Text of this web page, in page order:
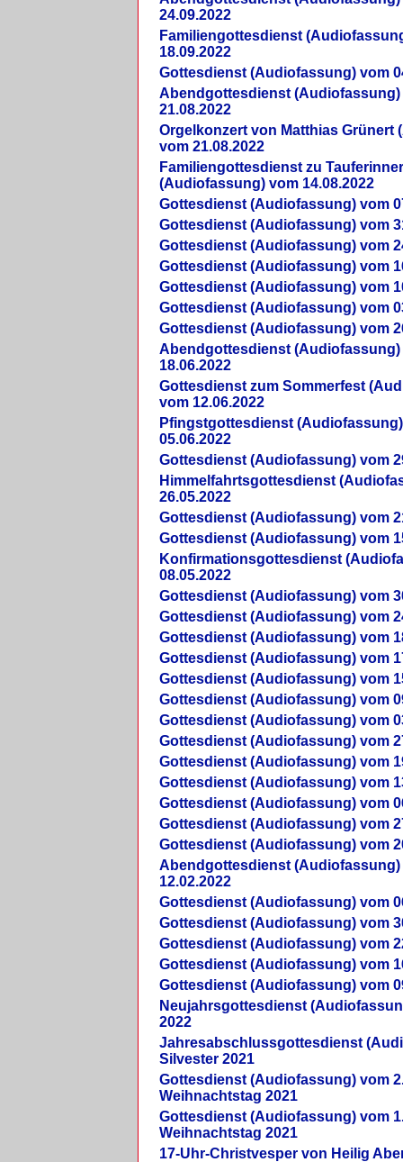
24.09.2022
Familiengottesdienst
18.09.2022
Gottesdienst (Audiofassung) vom
Abendgottesdienst (Audiofassung)
21.08.2022
Orgelkonzert von Matthias Grünert
vom 21.08.2022
Familiengottesdienst zu
(Audiofassung) vom 14.08.2022
Gottesdienst (Audiofassung) vom
Gottesdienst (Audiofassung) vom
Gottesdienst (Audiofassung) vom
Gottesdienst (Audiofassung) vom
Gottesdienst (Audiofassung) vom
Gottesdienst (Audiofassung) vom
Gottesdienst (Audiofassung) vom
Abendgottesdienst (Audiofassung)
18.06.2022
Gottesdienst zum Sommerfest
vom 12.06.2022
Pfingstgottesdienst
05.06.2022
Gottesdienst (Audiofassung) vom
Himmelfahrtsgottesdienst
26.05.2022
Gottesdienst (Audiofassung) vom
Gottesdienst (Audiofassung) vom
Konfirmationsgottesdienst
08.05.2022
Gottesdienst (Audiofassung) vom
Gottesdienst (Audiofassung) vom
Gottesdienst (Audiofassung) vom
Gottesdienst (Audiofassung) vom
Gottesdienst (Audiofassung) vom
Gottesdienst (Audiofassung) vom
Gottesdienst (Audiofassung) vom
Gottesdienst (Audiofassung) vom
Gottesdienst (Audiofassung) vom
Gottesdienst (Audiofassung) vom
Gottesdienst (Audiofassung) vom
Gottesdienst (Audiofassung) vom
Gottesdienst (Audiofassung) vom
Abendgottesdienst (Audiofassung)
12.02.2022
Gottesdienst (Audiofassung) vom
Gottesdienst (Audiofassung) vom
Gottesdienst (Audiofassung) vom
Gottesdienst (Audiofassung) vom
Gottesdienst (Audiofassung) vom
Neujahrsgottesdienst
2022
Jahresabschlussgottesdienst
Silvester 2021
Gottesdienst (Audiofassung) vom
Weihnachtstag 2021
Gottesdienst (Audiofassung) vom
Weihnachtstag 2021
17-Uhr-Christvesper von Heilig